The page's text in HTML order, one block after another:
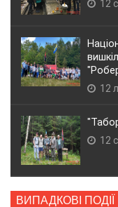
12
12
12
ВИПАДКОВІ ПОДІЇ